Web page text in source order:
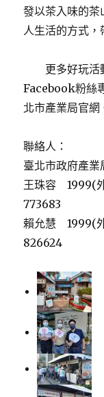
發以茶入味的
人生活的方式，
更多好玩活
Facebook粉絲
北市產業局官網
聯絡人：
臺北市政府產業
王珠容 1999(
773683
賴允慧 1999(
826624